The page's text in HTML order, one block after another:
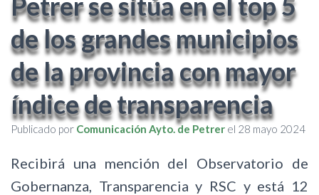
de los grandes municipios
de la provincia con mayor
índice de transparencia
Publicado por Comunicación Ayto. de Petrer el 28 mayo 2024
Recibirá una mención del Observatorio de
Gobernanza, Transparencia y RSC y está 12